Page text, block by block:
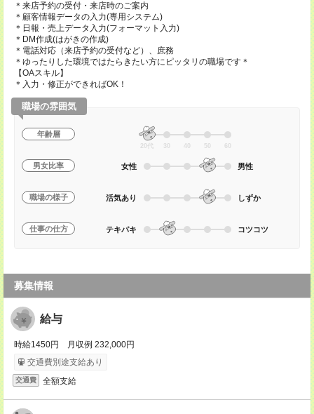
＊来店予約の受付・来店時のご案内
＊顧客情報データの入力(専用システム)
＊日報・売上データ入力(フォーマット入力)
＊DM作成(はがきの作成)
＊電話対応（来店予約の受付など）、庶務
＊ゆったりした環境ではたらきたい方にピッタリの職場です＊
【OAスキル】
＊入力・修正ができればOK！
職場の雰囲気
年齢層
20代 30 40 50 60
男女比率 女性 男性
職場の様子 活気あり しずか
仕事の仕方 テキパキ コツコツ
募集情報
給与
時給1450円 月収例 232,000円
交通費別途支給あり
交通費 全額支給